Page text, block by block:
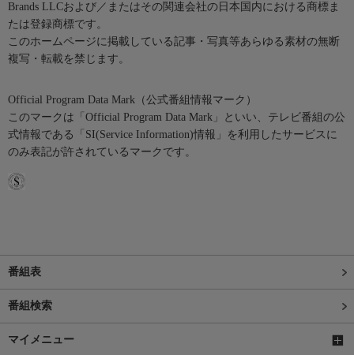
Brands LLCおよび／またはその関連会社の日本国内における商標ま
たは登録商標です。
このホームページに掲載している記事・写真等あらゆる素材の無断
複写・転載を禁じます。
Official Program Data Mark（公式番組情報マーク）
このマークは「Official Program Data Mark」といい、テレビ番組の公
式情報である「SI(Service Information)情報」を利用したサービスに
のみ表記が許されているマークです。
番組表
番組検索
マイメニュー